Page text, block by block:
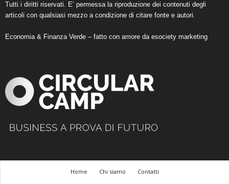
Tutti i diritti riservati. E’ permessa la riproduzione dei contenuti degli
articoli con qualsiasi mezzo a condizione di citare fonte e autori.
Economia & Finanza Verde – fatto con amore da esociety marketing
Home Chi siamo
Contatti